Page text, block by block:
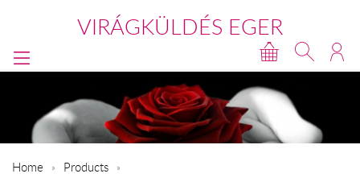
VIRÁGKÜLDÉS EGER
Home Products